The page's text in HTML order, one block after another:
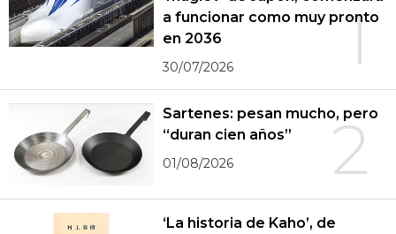
1
a funcionar como muy pronto
en 2036
30/07/2026
2
Sartenes: pesan mucho, pero
“duran cien años”
01/08/2026
‘La historia de Kaho’, de